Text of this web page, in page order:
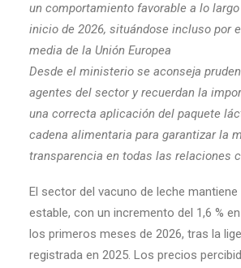
un comportamiento favorable a lo
inicio de 2026, situándose incluso por
media de la Unión Europea
Desde el ministerio se aconseja
agentes del sector y recuerdan la
una correcta aplicación del paquete
cadena alimentaria para garantizar la
transparencia en todas las relaciones
El sector del vacuno de leche
estable, con un incremento del 1,6 %
los primeros meses de 2026, tras la
registrada en 2025. Los precios